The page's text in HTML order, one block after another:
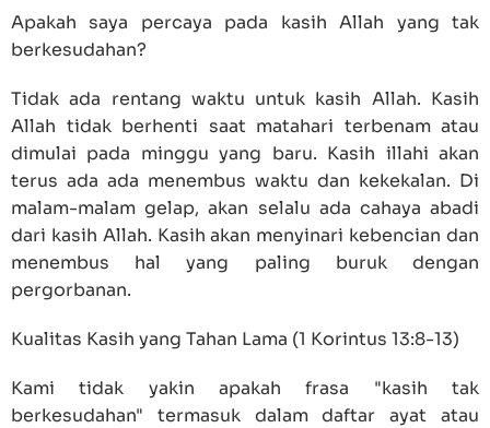
Apakah saya percaya pada kasih Allah yang tak
berkesudahan?
Tidak ada rentang waktu untuk kasih Allah. Kasih
Allah tidak berhenti saat matahari terbenam atau
dimulai pada minggu yang baru. Kasih illahi akan
terus ada ada menembus waktu dan kekekalan. Di
malam-malam gelap, akan selalu ada cahaya abadi
dari kasih Allah. Kasih akan menyinari kebencian dan
menembus hal yang paling buruk dengan
pergorbanan.
Kualitas Kasih yang Tahan Lama (1 Korintus 13:8-13)
Kami tidak yakin apakah frasa "kasih tak
berkesudahan" termasuk dalam daftar ayat atau